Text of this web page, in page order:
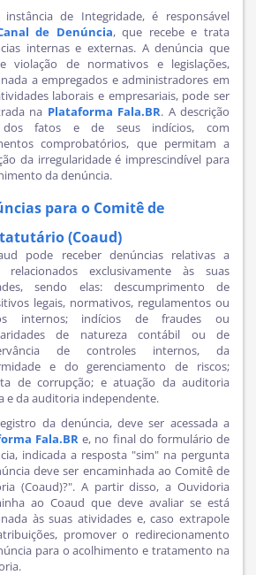
instância de Integridade, é responsável
de Denúncia, que recebe e trata
internas e externas. A denúncia que
violação de normativos e legislações,
a empregados e administradores em
laborais e empresariais, pode ser
na Plataforma Fala.BR. A descrição
dos fatos e de seus indícios, com
comprobatórios, que permitam a
da irregularidade é imprescindível para
da denúncia.
para o Comitê de
(Coaud)
pode receber denúncias relativas a
relacionados exclusivamente às suas
sendo elas: descumprimento de
legais, normativos, regulamentos ou
internos; indícios de fraudes ou
de natureza contábil ou de
de controles internos, da
e do gerenciamento de riscos;
de corrupção; e atuação da auditoria
e da auditoria independente.
da denúncia, deve ser acessada a
Fala.BR e, no final do formulário de
indicada a resposta "sim" na pergunta
deve ser encaminhada ao Comitê de
(Coaud)?". A partir disso, a Ouvidoria
ao Coaud que deve avaliar se está
às suas atividades e, caso extrapole
promover o redirecionamento
para o acolhimento e tratamento na